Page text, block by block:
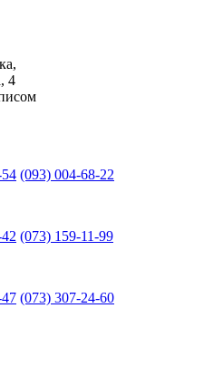
4
(093) 004-68-22
(073) 159-11-99
(073) 307-24-60